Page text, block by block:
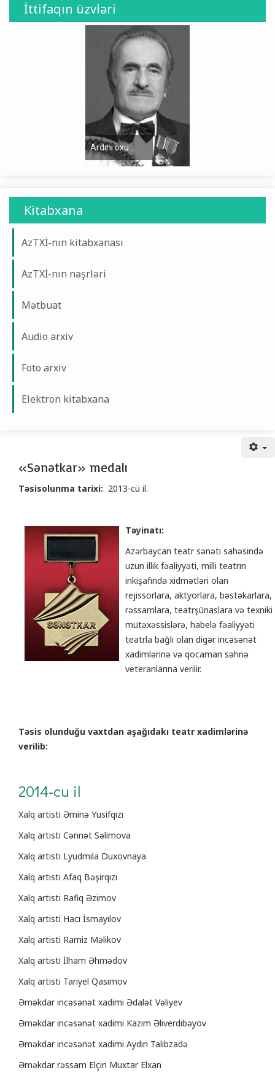
İttifaqın üzvləri
Ardını oxu...
Kitabxana
AzTXİ-nın kitabxanası
AzTXİ-nın nəşrləri
Mətbuat
Audio arxiv
Foto arxiv
Elektron kitabxana
«Sənətkar» medalı
Təsisolunma tarixi: 2013-cü il.
Təyinatı:
Azərbaycan teatr sənəti sahəsində
uzun illik fəaliyyəti, milli teatrın
inkişafında xidmətləri olan
rejissorlara, aktyorlara, bəstəkarlara,
rəssamlara, teatrşünaslara və texniki
mütəxəssislərə, habelə fəaliyyəti
teatrla bağlı olan digər incəsənət
xadimlərinə və qocaman səhnə
veteranlarına verilir.
Təsis olunduğu vaxtdan aşağıdakı teatr xadimlərinə
verilib:
2014-cu il
Xalq artisti Əminə Yusifqızı
Xalq artisti Cənnət Səlimova
Xalq artisti Lyudmila Duxovnaya
Xalq artisti Afaq Bəşirqızı
Xalq artisti Rafiq Əzimov
Xalq artisti Hacı İsmayılov
Xalq artisti Ramiz Məlikov
Xalq artisti İlham Əhmədov
Xalq artisti Tariyel Qasımov
Əməkdar incəsənət xadimi Ədalət Vəliyev
Əməkdar incəsənət xadimi Kazım Əliverdibəyov
Əməkdar incəsənət xadimi Aydın Talıbzadə
Əməkdar rəssam Elçin Muxtar Elxan